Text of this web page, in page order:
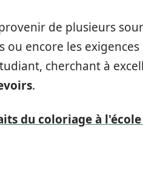
de plusieurs
ou encore les
cherchant à
.
du coloriage à